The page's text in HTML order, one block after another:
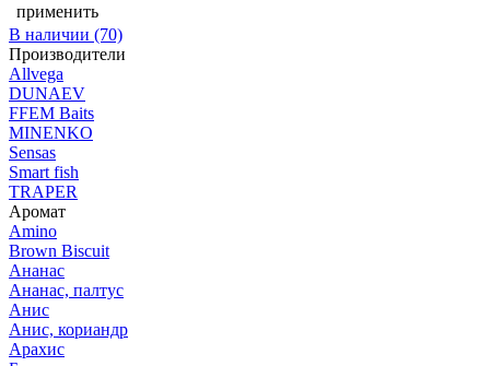
применить
В наличии (70)
Производители
Allvega
DUNAEV
FFEM Baits
MINENKO
Sensas
Smart fish
TRAPER
Аромат
Amino
Brown Biscuit
Ананас
Ананас, палтус
Анис
Анис, кориандр
Арахис